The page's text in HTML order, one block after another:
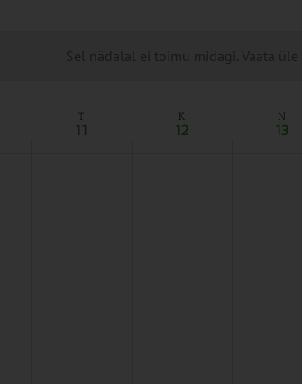
Sel nädalal ei toimu midagi. Vaata üle
T
11
K
12
N
13